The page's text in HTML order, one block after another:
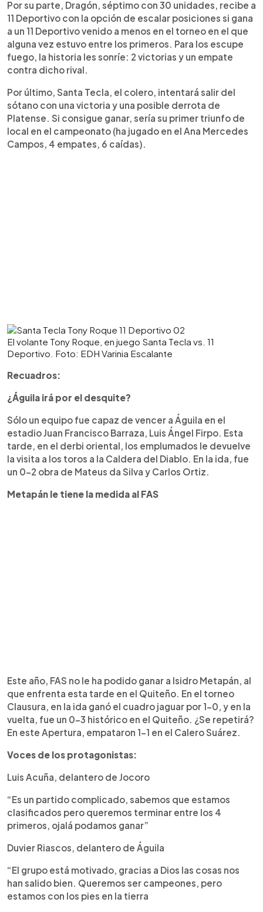
Por su parte, Dragón, séptimo con 30 unidades, recibe a
11 Deportivo con la opción de escalar posiciones si gana
a un 11 Deportivo venido a menos en el torneo en el que
alguna vez estuvo entre los primeros. Para los escupe
fuego, la historia les sonríe: 2 victorias y un empate
contra dicho rival.
Por último, Santa Tecla, el colero, intentará salir del
sótano con una victoria y una posible derrota de
Platense. Si consigue ganar, sería su primer triunfo de
local en el campeonato (ha jugado en el Ana Mercedes
Campos, 4 empates, 6 caídas).
El volante Tony Roque, en juego Santa Tecla vs. 11
Deportivo. Foto: EDH Varinia Escalante
Recuadros:
¿Águila irá por el desquite?
Sólo un equipo fue capaz de vencer a Águila en el
estadio Juan Francisco Barraza, Luis Ángel Firpo. Esta
tarde, en el derbi oriental, los emplumados le devuelve
la visita a los toros a la Caldera del Diablo. En la ida, fue
un 0-2 obra de Mateus da Silva y Carlos Ortiz.
Metapán le tiene la medida al FAS
Este año, FAS no le ha podido ganar a Isidro Metapán, al
que enfrenta esta tarde en el Quiteño. En el torneo
Clausura, en la ida ganó el cuadro jaguar por 1-0, y en la
vuelta, fue un 0-3 histórico en el Quiteño. ¿Se repetirá?
En este Apertura, empataron 1-1 en el Calero Suárez.
Voces de los protagonistas:
Luis Acuña, delantero de Jocoro
“Es un partido complicado, sabemos que estamos
clasificados pero queremos terminar entre los 4
primeros, ojalá podamos ganar”
Duvier Riascos, delantero de Águila
“El grupo está motivado, gracias a Dios las cosas nos
han salido bien. Queremos ser campeones, pero
estamos con los pies en la tierra